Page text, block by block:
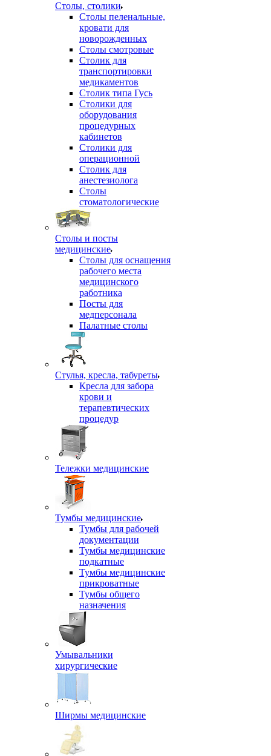
Столы, столики
Столы пеленальные,
кровати для
новорожденных
Столы смотровые
Столик для
транспортировки
медикаментов
Столик типа Гусь
Столики для
оборудования
процедурных
кабинетов
Столики для
операционной
Столик для
анестезиолога
Столы
стоматологические
Столы и посты
медицинские
Столы для оснащения
рабочего места
медицинского
работника
Посты для
медперсонала
Палатные столы
Стулья, кресла, табуреты
Кресла для забора
крови и
терапевтических
процедур
Тележки медицинские
Тумбы медицинские
Тумбы для рабочей
документации
Тумбы медицинские
подкатные
Тумбы медицинские
прикроватные
Тумбы общего
назначения
Умывальники
хирургические
Ширмы медицинские